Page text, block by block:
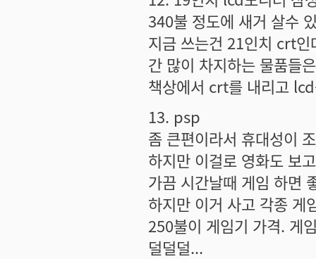
340불 정도에 새거 살수
지금 쓰는건 21인치 crt인
간 많이 차지하는 물품들
책상에서 crt를 내리고
13. psp
좀 큰편이라서 휴대성이
하지만 이걸로 영화도 보
가끔 시간날때 게임 하면
하지만 이거 사고 각종 게
250불이 게임기 가격. 게
덜덜덜...